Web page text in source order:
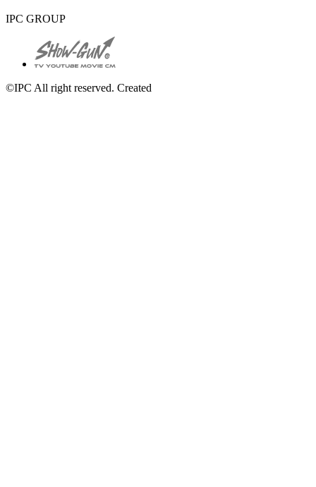
IPC GROUP
©IPC All right reserved. Created